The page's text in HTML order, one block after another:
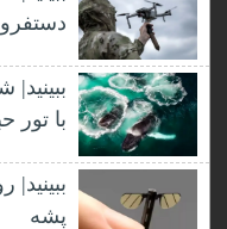
دستفروش
ببینید|
با تور
ببینید|
پشه